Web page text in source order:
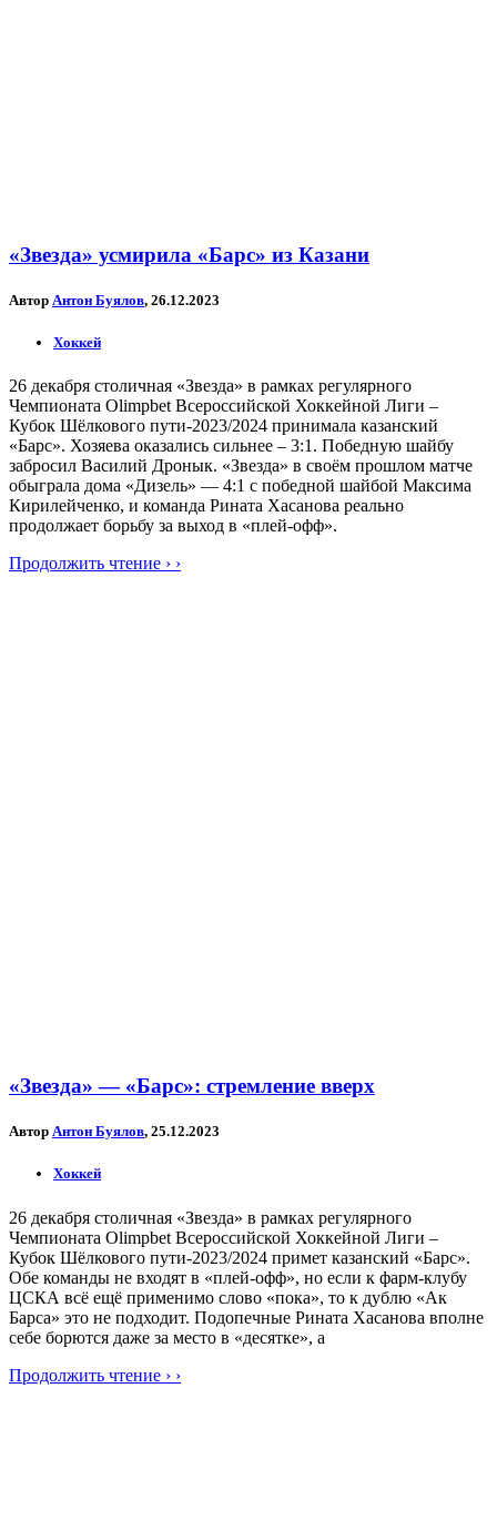
«Звезда» усмирила «Барс» из Казани
Автор Антон Буялов, 26.12.2023
Хоккей
26 декабря столичная «Звезда» в рамках регулярного
Чемпионата Olimpbet Всероссийской Хоккейной Лиги –
Кубок Шёлкового пути-2023/2024 принимала казанский
«Барс». Хозяева оказались сильнее – 3:1. Победную шайбу
забросил Василий Дронык. «Звезда» в своём прошлом матче
обыграла дома «Дизель» — 4:1 с победной шайбой Максима
Кирилейченко, и команда Рината Хасанова реально
продолжает борьбу за выход в «плей-офф».
Продолжить чтение › ›
«Звезда» — «Барс»: стремление вверх
Автор Антон Буялов, 25.12.2023
Хоккей
26 декабря столичная «Звезда» в рамках регулярного
Чемпионата Olimpbet Всероссийской Хоккейной Лиги –
Кубок Шёлкового пути-2023/2024 примет казанский «Барс».
Обе команды не входят в «плей-офф», но если к фарм-клубу
ЦСКА всё ещё применимо слово «пока», то к дублю «Ак
Барса» это не подходит. Подопечные Рината Хасанова вполне
себе борются даже за место в «десятке», а
Продолжить чтение › ›